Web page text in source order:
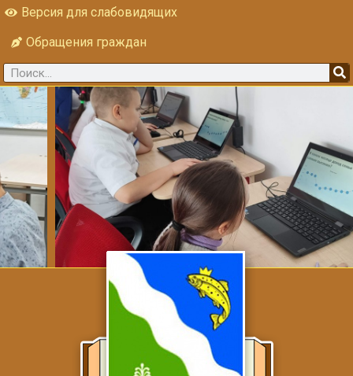
Версия для слабовидящих
Обращения граждан